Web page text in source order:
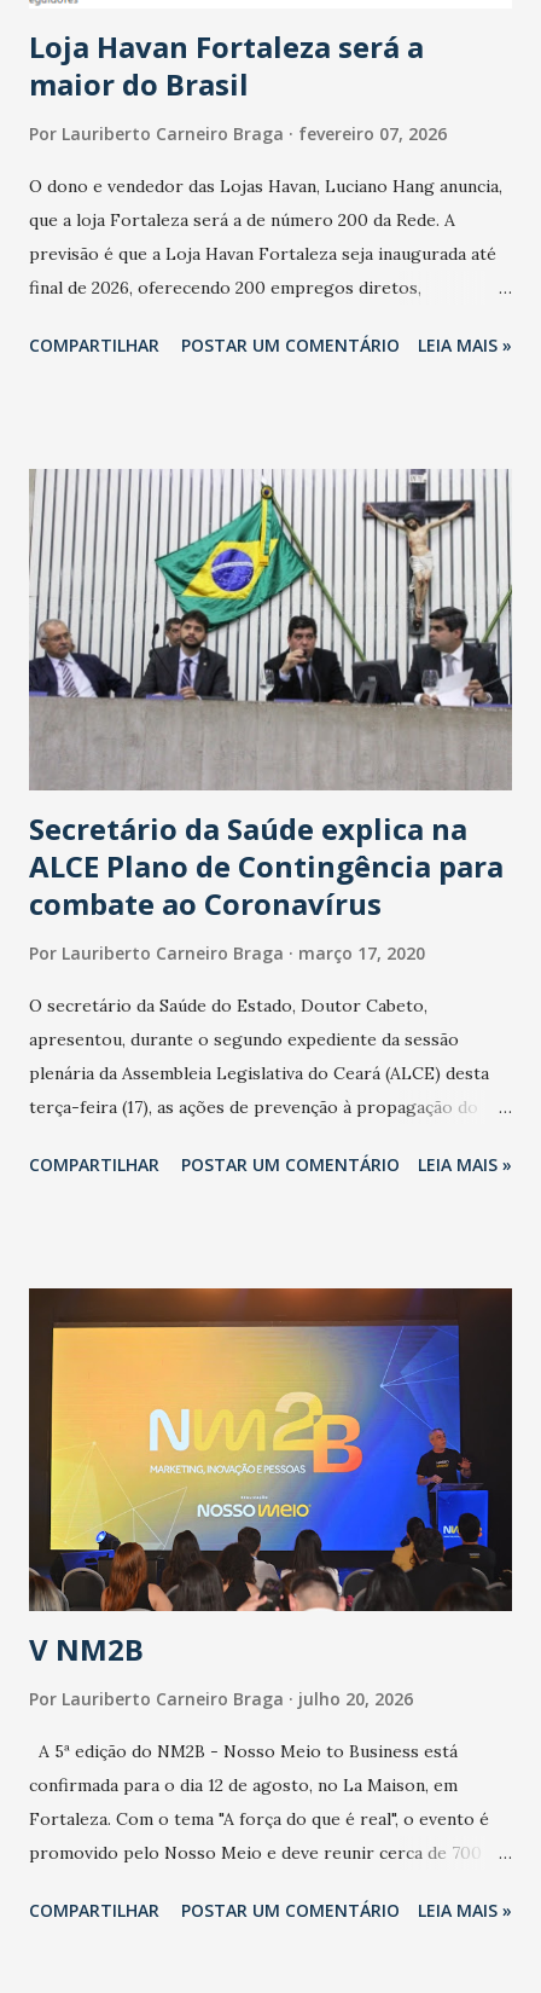
cresceu. De acordo com a pesquisa, 44% dos n...
Loja Havan Fortaleza será a
maior do Brasil
Por Lauriberto Carneiro Braga fevereiro 07, 2026
O dono e vendedor das Lojas Havan, Luciano Hang anuncia,
que a loja Fortaleza será a de número 200 da Rede. A
previsão é que a Loja Havan Fortaleza seja inaugurada até
final de 2026, oferecendo 200 empregos diretos,
Havan Fortaleza ainda não foi anunciada oficialmente, mas
COMPARTILHAR POSTAR UM COMENTÁRIO LEIA MAIS »
Secretário da Saúde explica na
ALCE Plano de Contingência para
combate ao Coronavírus
Por Lauriberto Carneiro Braga março 17, 2020
O secretário da Saúde do Estado, Doutor Cabeto,
apresentou, durante o segundo expediente da sessão
plenária da Assembleia Legislativa do Ceará (ALCE) desta
terça-feira (17), as ações de prevenção à propagação do
adotadas pelo Governo do Estado na contenção da
população suspeita e de cuidados com os ambientes
públicos e domiciliares. “Nós não estamos vivendo uma
epidemia comum, como temos em todos os anos, com
aumento de casos de dengue, influenza ou H1N1. Trata-se
de uma epidemia com um vírus diferente, com um poder de
contaminação maior que outros coronavírus”, apontou o
secretário. Segundo ele, é uma epidemia com chance de
contaminação alta, podendo gerar um grande risco à
população e ao sistema de saúde. “Precisamos saber fazer a
estratificação do risco da doença, para não so...
COMPARTILHAR POSTAR UM COMENTÁRIO LEIA MAIS »
V NM2B
Por Lauriberto Carneiro Braga julho 20, 2026
A 5ª edição do NM2B - Nosso Meio to Business está
confirmada para o dia 12 de agosto, no La Maison, em
Fortaleza. Com o tema "A força do que é real", o evento é
promovido pelo Nosso Meio e deve reunir cerca de 700
e lideranças do Mercado Nacional. Desde 2022, o NM2B
COMPARTILHAR POSTAR UM COMENTÁRIO LEIA MAIS »